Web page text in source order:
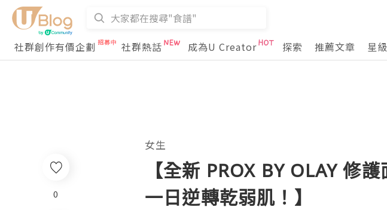
社群創作有價企劃
社群熱話 成為U Creator 探索 推薦文章 星
0
女生
【全新 PROX BY OLAY 修
一日逆轉乾弱肌！】